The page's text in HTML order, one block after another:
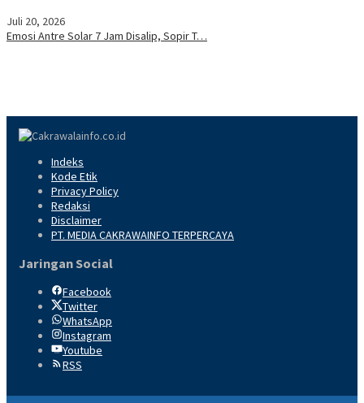
Juli 20, 2026
Emosi Antre Solar 7 Jam Disalip, Sopir T…
Indeks
Kode Etik
Privacy Policy
Redaksi
Disclaimer
PT. MEDIA CAKRAWAINFO TERPERCAYA
Jaringan Social
Facebook
Twitter
WhatsApp
Instagram
Youtube
RSS